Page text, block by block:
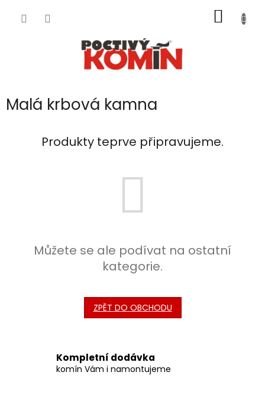
KOŠÍK
Malá krbová kamna
Produkty teprve připravujeme.
Můžete se ale podívat na ostatní
kategorie.
ZPĚT DO OBCHODU
Kompletní dodávka
komín Vám i namontujeme